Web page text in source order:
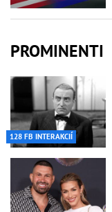
PROMINENTI
128 FB INTERAKCIÍ